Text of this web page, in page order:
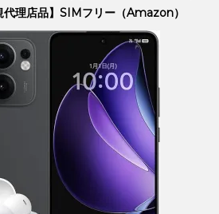
代理店品】SIMフリー（Amazon）